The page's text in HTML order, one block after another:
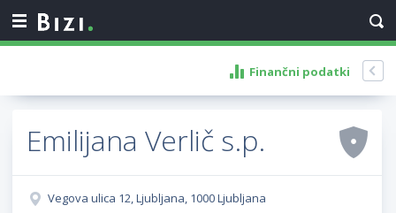
Finančni podatki
Emilijana Verlič s.p.
Vegova ulica 12, Ljubljana, 1000 Ljubljana